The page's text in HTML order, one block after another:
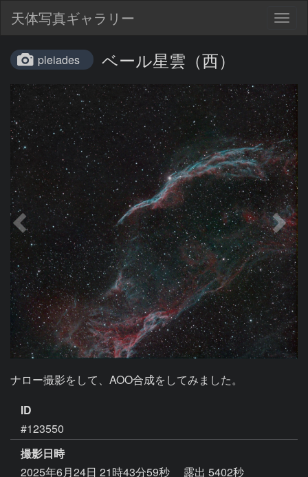
天体写真ギャラリー
pleiades ベール星雲（西）
ナロー撮影をして、AOO合成をしてみました。
ID
#123550
撮影日時
2025年6月24日 21時43分59秒
露出 5402秒